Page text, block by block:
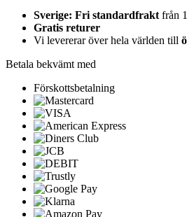
Sverige: Fri standardfrakt från
Gratis returer
Vi levererar över hela världen till
Betala bekvämt med
Förskottsbetalning